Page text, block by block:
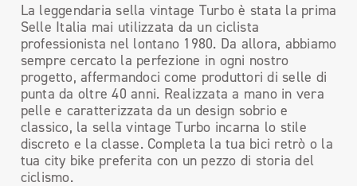
La leggendaria sella vintage Turbo è stata la prima
Selle Italia mai utilizzata da un ciclista
professionista nel lontano 1980. Da allora, abbiamo
sempre cercato la perfezione in ogni nostro
progetto, affermandoci come produttori di selle di
punta da oltre 40 anni. Realizzata a mano in vera
pelle e caratterizzata da un design sobrio e
classico, la sella vintage Turbo incarna lo stile
discreto e la classe. Completa la tua bici retrò o la
tua city bike preferita con un pezzo di storia del
ciclismo.